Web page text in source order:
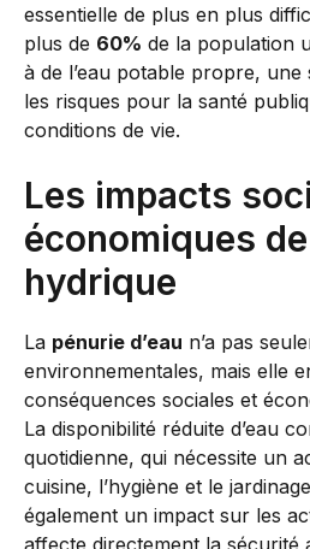
essentielle de plus en plus
plus de 60% de la population
à de l’eau potable propre, une
les risques pour la santé
conditions de vie.
Les impacts
économiques
hydrique
La pénurie d’eau n’a pas
environnementales, mais elle
conséquences sociales et
La disponibilité réduite d’eau
quotidienne, qui nécessite un
cuisine, l’hygiène et le
également un impact sur les